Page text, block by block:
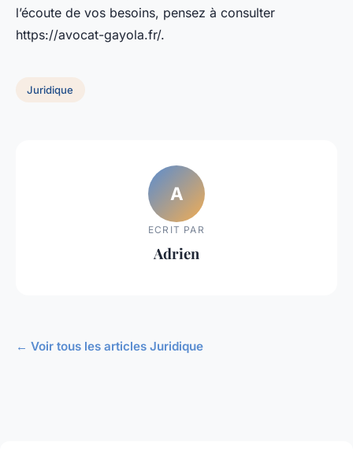
l’écoute de vos besoins, pensez à consulter
https://avocat-gayola.fr/.
Juridique
A
ECRIT PAR
Adrien
← Voir tous les articles Juridique